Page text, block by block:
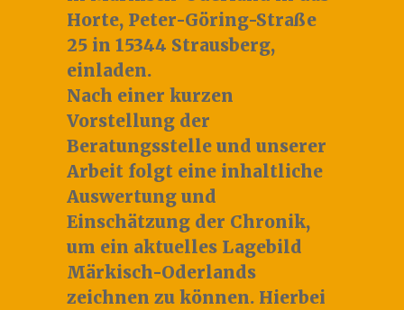
Horte, Peter-Göring-Straße
25 in 15344 Strausberg,
einladen.
Nach einer kurzen
Vorstellung der
Beratungsstelle und unserer
Arbeit folgt eine inhaltliche
Auswertung und
Einschätzung der Chronik,
um ein aktuelles Lagebild
Märkisch-Oderlands
zeichnen zu können. Hierbei